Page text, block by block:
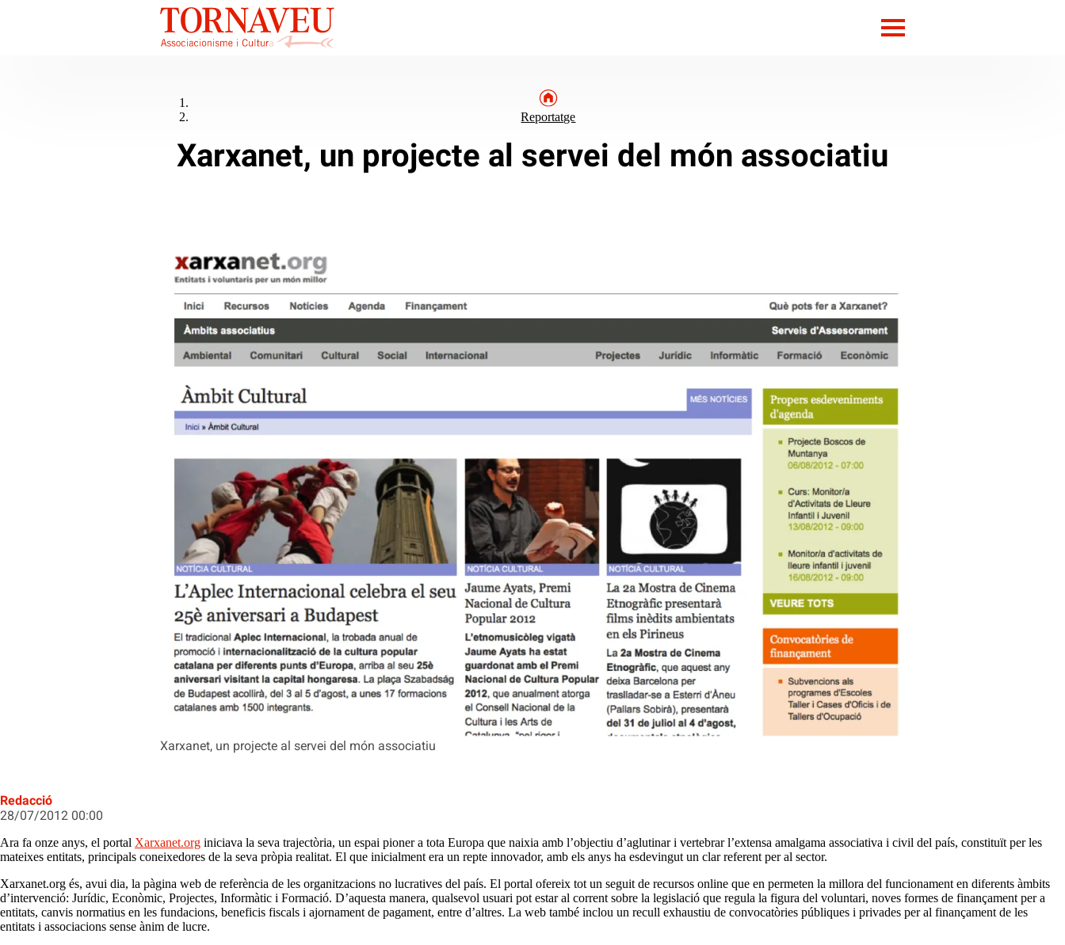
Xarxanet, un projecte al servei del món associatiu
Reportatge
Xarxanet, un projecte al servei del món associatiu
Redacció
28/07/2012 00:00
Ara fa onze anys, el portal Xarxanet.org iniciava la seva trajectòria, un espai pioner a tota Europa que naixia amb l’objectiu d’aglutinar i vertebrar l’extensa amalgama associativa i civil del país, constituït per les
mateixes entitats, principals coneixedores de la seva pròpia realitat. El que inicialment era un repte innovador, amb els anys ha esdevingut un clar referent per al sector.
Xarxanet.org és, avui dia, la pàgina web de referència de les organitzacions no lucratives del país. El portal ofereix tot un seguit de recursos online que en permeten la millora del funcionament en diferents àmbits
d’intervenció: Jurídic, Econòmic, Projectes, Informàtic i Formació. D’aquesta manera, qualsevol usuari pot estar al corrent sobre la legislació que regula la figura del voluntari, noves formes de finançament per a
entitats, canvis normatius en les fundacions, beneficis fiscals i ajornament de pagament, entre d’altres. La web també inclou un recull exhaustiu de convocatòries públiques i privades per al finançament de les
entitats i associacions sense ànim de lucre.